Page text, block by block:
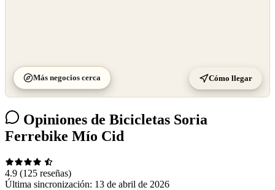
Más negocios cerca Cómo llegar
Opiniones de Bicicletas Soria
Ferrebike Mío Cid
4.9 (125 reseñas)
Última sincronización: 13 de abril de 2026